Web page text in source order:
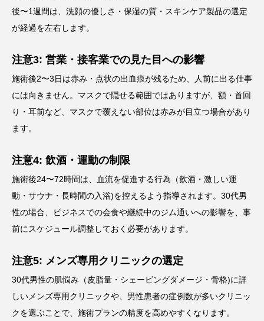
後〜1週間は、洗顔の優しさ・保湿の質・スキンケア製品の選定
が経過を左右します。
注意3: 営業・接客業での見た目への影響
施術後2〜3日は赤み・点状の出血痕が残るため、人前に出る仕事
には向きません。マスクで隠せる範囲ではありますが、額・首回
り・耳前など、マスクで覆えない部位は赤みが目立つ場合があり
ます。
注意4: 飲酒・運動の制限
施術後24〜72時間は、血流を促進する行為（飲酒・激しい運
動・サウナ・長時間の入浴)を控えるよう指導されます。30代男
性の場合、ビジネスでの会食や継続中のジム通いへの影響を、事
前にスケジュール調整しておく必要があります。
注意5: メンズ専用クリニックの選定
30代男性の肌悩み（皮脂量・シェービングダメージ・骨格)に詳
しいメンズ専用クリニックや、男性患者の症例数が多いクリニッ
クを選ぶことで、施術プランの精度を高めやすくなります。